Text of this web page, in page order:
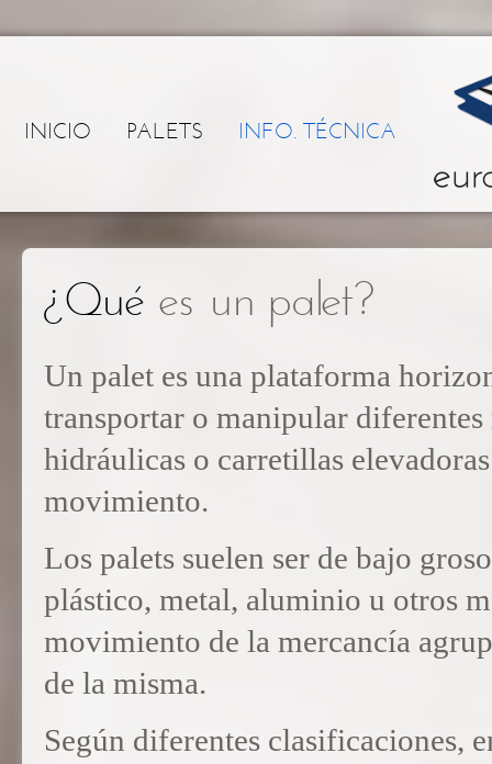
INICIO PALETS INFO. TÉCNICA
¿Qué es un palet?
Un palet es una plataforma
transportar o manipular
hidráulicas o carretillas
movimiento.
Los palets suelen ser de bajo
plástico, metal, aluminio u otros
movimiento de la mercancía
de la misma.
Según diferentes clasificaciones,